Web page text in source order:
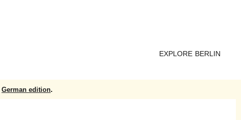
EXPLORE BERLIN
German edition.